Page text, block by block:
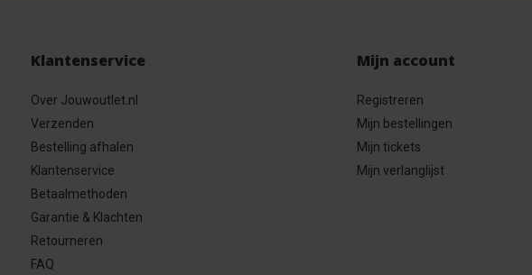
Klantenservice
Over Jouwoutlet.nl
Verzenden
Bestelling afhalen
Klantenservice
Betaalmethoden
Garantie & Klachten
Retourneren
FAQ
Mijn account
Registreren
Mijn bestellingen
Mijn tickets
Mijn verlanglijst